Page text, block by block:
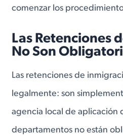
comenzar los
Las Retenciones
No Son
Las retenciones de
legalmente: son
agencia local de aplicación
departamentos no están